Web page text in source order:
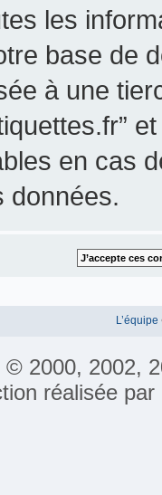
les
base de
à une
en cas
données.
L’équipe
© 2000, 2002,
réalisée par